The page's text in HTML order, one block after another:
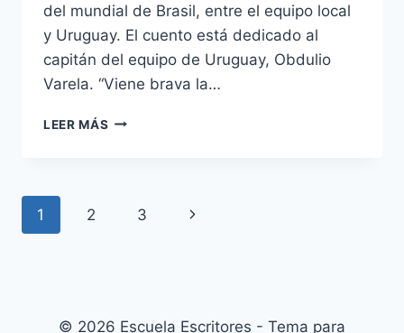
del mundial de Brasil, entre el equipo local
y Uruguay. El cuento está dedicado al
capitán del equipo de Uruguay, Obdulio
Varela. “Viene brava la…
LEER MÁS OBDULIO
Navegación
1 2 3
Siguiente
© 2026 Escuela Escritores - Tema para